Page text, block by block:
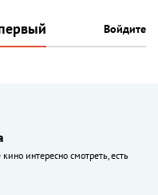
Войдите
интересно смотреть, есть